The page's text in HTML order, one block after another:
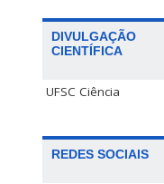
DIVULGAÇÃO
CIENTÍFICA
UFSC Ciência
REDES SOCIAIS